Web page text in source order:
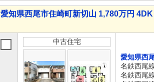
愛知県西尾市住崎町新切山 1,780万円 4DK
中古住宅
愛知県西
名鉄西尾
名鉄西尾